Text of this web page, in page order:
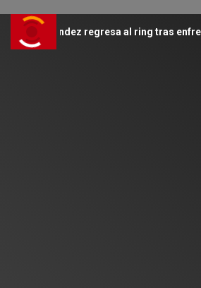
Hernández regresa al ring tras enfrentar